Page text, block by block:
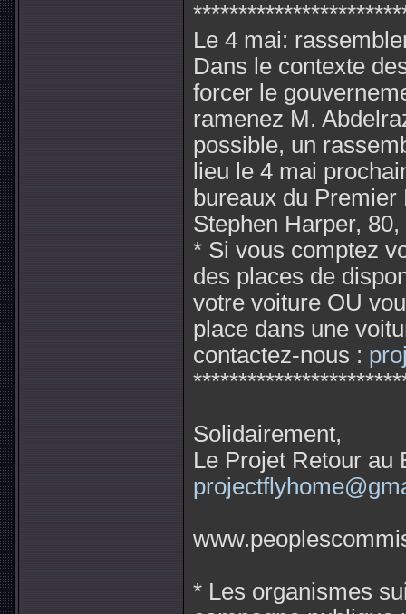
Le 4 mai:
Dans le contexte
forcer le
ramenez M.
possible, un
lieu le 4 mai
bureaux du Premier
Stephen Harper,
* Si vous comptez
des places de
votre voiture OU
place dans une
contactez-nous :
Solidairement,
Le Projet Retour au
* Les organismes